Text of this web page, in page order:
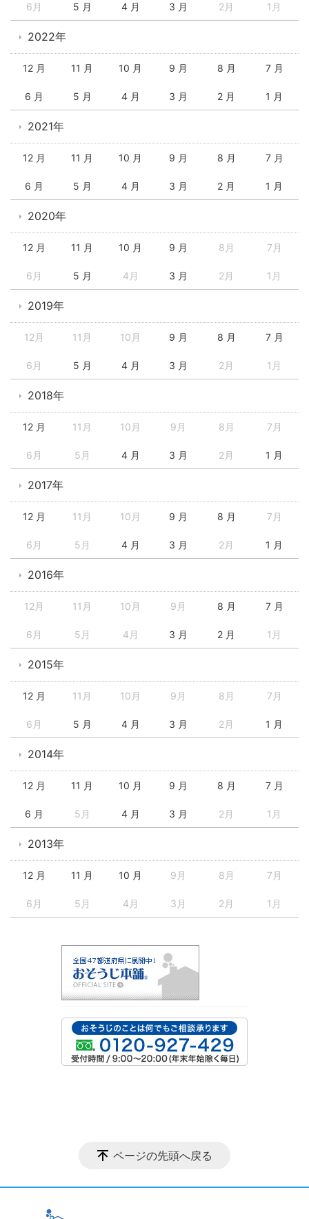
6月 5 月 4 月 3 月 2月 1月
2022年
12 月 11 月 10 月 9 月 8 月 7 月
6 月 5 月 4 月 3 月 2 月 1 月
2021年
12 月 11 月 10 月 9 月 8 月 7 月
6 月 5 月 4 月 3 月 2 月 1 月
2020年
12 月 11 月 10 月 9 月 8月 7月
6月 5 月 4月 3 月 2月 1月
2019年
12月 11月 10月 9 月 8 月 7 月
6月 5 月 4 月 3 月 2月 1月
2018年
12 月 11月 10月 9月 8月 7月
6月 5月 4 月 3 月 2月 1 月
2017年
12 月 11月 10月 9 月 8 月 7月
6月 5月 4 月 3 月 2月 1 月
2016年
12月 11月 10月 9月 8 月 7 月
6月 5月 4月 3 月 2 月 1月
2015年
12 月 11月 10月 9月 8月 7月
6月 5 月 4 月 3 月 2月 1 月
2014年
12 月 11 月 10 月 9 月 8 月 7 月
6 月 5月 4 月 3 月 2月 1月
2013年
12 月 11 月 10 月 9月 8月 7月
6月 5月 4月 3月 2月 1月
ページの先頭へ戻る